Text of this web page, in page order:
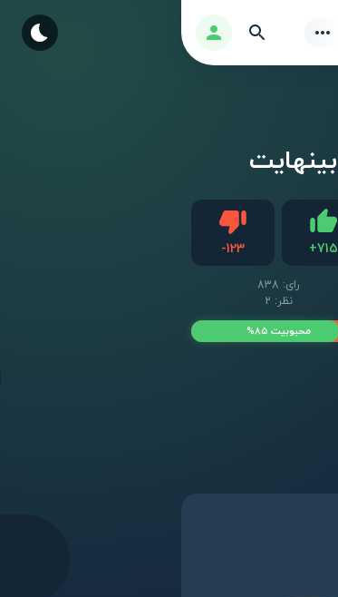
ورود Find
+715
لایک
-123دیس لایک
رای: 838
نظر: 2
محبوبیت 85%